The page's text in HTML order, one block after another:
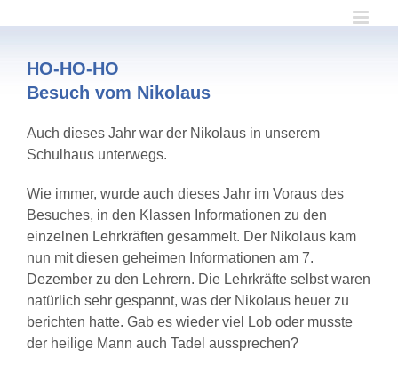
HO-HO-HO
Besuch vom Nikolaus
Auch dieses Jahr war der Nikolaus in unserem
Schulhaus unterwegs.
Wie immer, wurde auch dieses Jahr im Voraus des
Besuches, in den Klassen Informationen zu den
einzelnen Lehrkräften gesammelt. Der Nikolaus kam
nun mit diesen geheimen Informationen am 7.
Dezember zu den Lehrern. Die Lehrkräfte selbst waren
natürlich sehr gespannt, was der Nikolaus heuer zu
berichten hatte. Gab es wieder viel Lob oder musste
der heilige Mann auch Tadel aussprechen?